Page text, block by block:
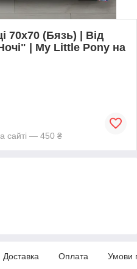
70х70 (Бязь) | Від
| My Little Pony на
сайті — 450 ₴
Доставка Оплата Умови